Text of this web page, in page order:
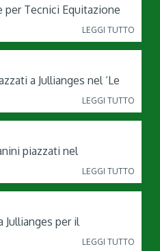
per Tecnici Equitazione
LEGGI TUTTO
a Jullianges nel ‘Le
LEGGI TUTTO
piazzati nel
LEGGI TUTTO
Jullianges per il
LEGGI TUTTO